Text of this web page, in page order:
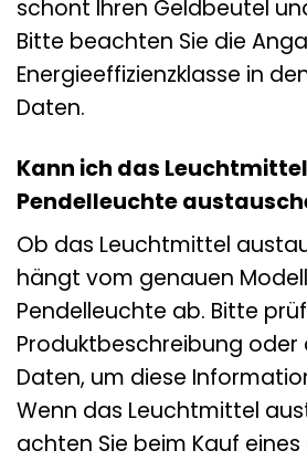
schont Ihren Geldbeutel
Bitte beachten Sie die
Energieeffizienzklasse in
Daten.
Kann ich das Leuchtmittel
Pendelleuchte
Ob das Leuchtmittel
hängt vom genauen Modell
Pendelleuchte ab. Bitte
Produktbeschreibung oder
Daten, um diese
Wenn das Leuchtmittel
achten Sie beim Kauf eines